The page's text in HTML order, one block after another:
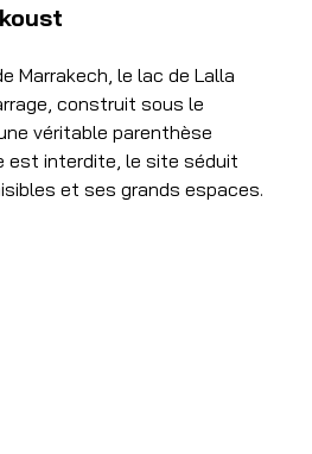
Marrakech, le lac de Lalla
construit sous le
véritable parenthèse
est interdite, le site séduit
et ses grands espaces.